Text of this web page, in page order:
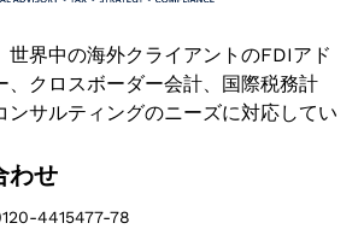
世界中の海外クライアントのFDIアド
、クロスボーダー会計、国際税務計
ンサルティングのニーズに対応してい
わせ
4415477-78